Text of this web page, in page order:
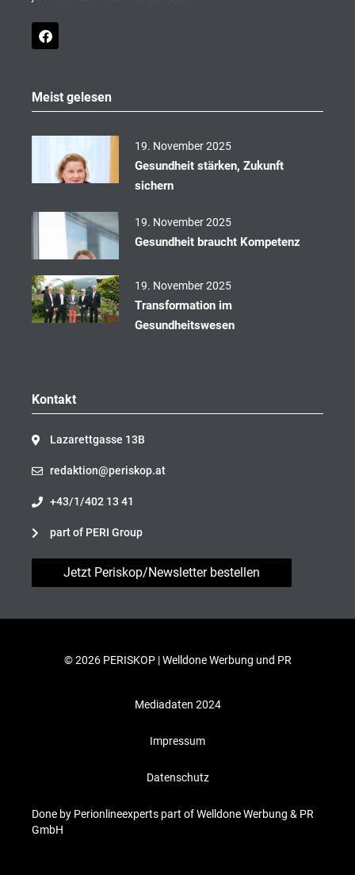
F
a
o
o
Meist gelesen
19. November 2025
Gesundheit stärken, Zukunft
sichern
19. November 2025
Gesundheit braucht Kompetenz
19. November 2025
Transformation im
Gesundheitswesen
Kontakt
Lazarettgasse 13B
redaktion@periskop.at
+43/1/402 13 41
part of PERI Group
Jetzt Periskop/Newsletter bestellen
© 2026 PERISKOP |Welldone Werbung und PR
Mediadaten 2024
Impressum
Datenschutz
Done by Perionlineexperts part of Welldone Werbung & PR
GmbH